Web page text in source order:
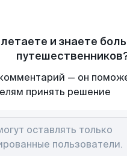
и знаете
— он
принять решение